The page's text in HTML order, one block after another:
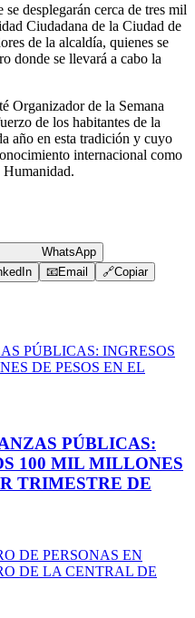
desplegarán cerca de tres mil
Ciudadana de la Ciudad de
de la alcaldía, quienes se
donde se llevará a cabo la
Organizador de la Semana
de los habitantes de la
año en esta tradición y cuyo
internacional como
WhatsApp
📧Email 🔗Copiar
PÚBLICAS:
100 MIL MILLONES
TRIMESTRE DE